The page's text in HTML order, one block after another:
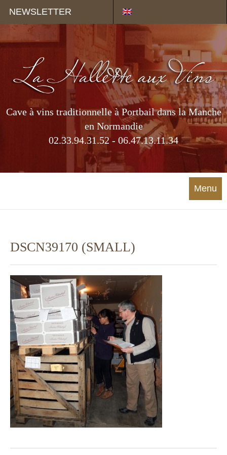
NEWSLETTER
Cave à vins traditionnelle à Portbail dans la Manche
en Normandie
02.33.94.31.52 - 06.47.13.11.34
Menu
DSCN39170 (SMALL)
Panneau de gestion des cookies